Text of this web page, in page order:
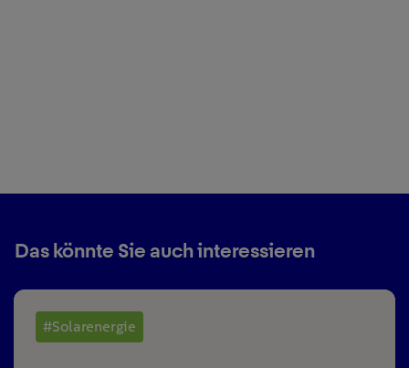
Das könnte Sie auch interessieren
#Solarenergie